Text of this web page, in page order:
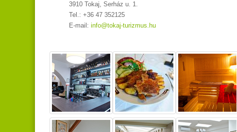
3910 Tokaj, Serház u. 1.
Tel.: +36 47 352125
E-mail: info@tokaj-turizmus.hu